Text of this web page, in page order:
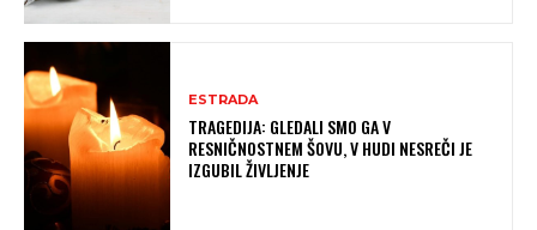
ESTRADA
TRAGEDIJA: GLEDALI SMO GA V
RESNIČNOSTNEM ŠOVU, V HUDI NESREČI JE
IZGUBIL ŽIVLJENJE